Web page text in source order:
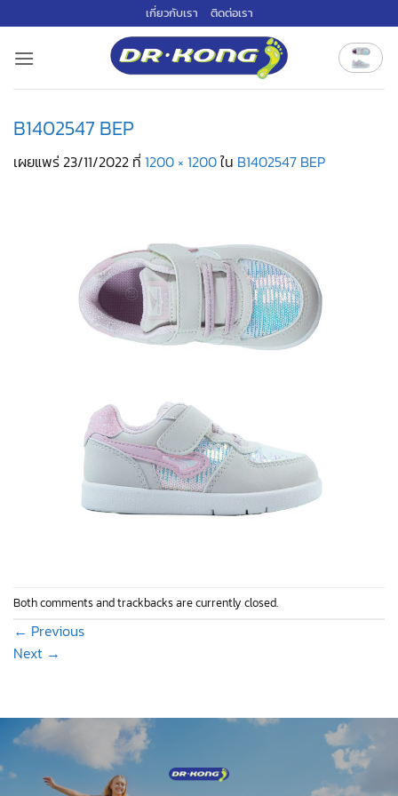
ไป
เกี่ยวกับเรา ติดต่อเรา
B1402547 BEP
เผยแพร่23/11/2022 ที่ 1200 × 1200ใน B1402547 BEP
Both comments and trackbacks are currently closed.
← Previous
Next →